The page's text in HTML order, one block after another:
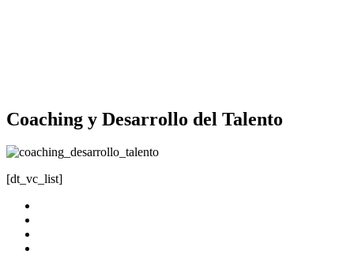
Coaching y Desarrollo del Talento
[dt_vc_list]